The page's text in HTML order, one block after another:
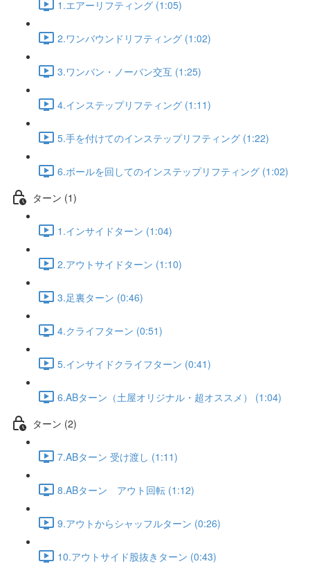
1.エアーリフティング (1:05)
2.ワンバウンドリフティング (1:02)
3.ワンバン・ノーバン交互 (1:25)
4.インステップリフティング (1:11)
5.手を付けてのインステップリフティング (1:22)
6.ボールを回してのインステップリフティング (1:02)
ターン (1)
1.インサイドターン (1:04)
2.アウトサイドターン (1:10)
3.足裏ターン (0:46)
4.クライフターン (0:51)
5.インサイドクライフターン (0:41)
6.ABターン（土屋オリジナル・超オススメ） (1:04)
ターン (2)
7.ABターン 受け渡し (1:11)
8.ABターン アウト回転 (1:12)
9.アウトからシャッフルターン (0:26)
10.アウトサイド股抜きターン (0:43)